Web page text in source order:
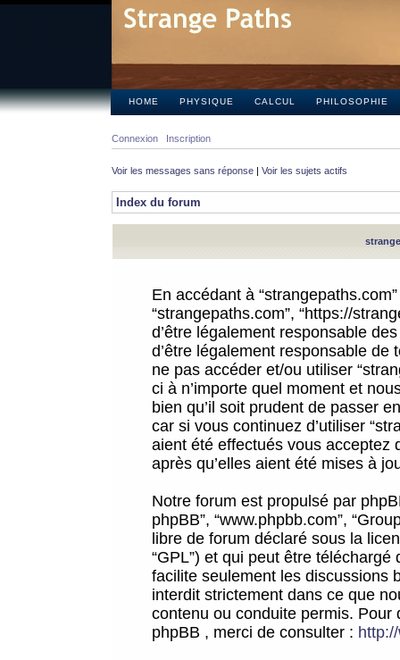
HOME PHYSIQUE CALCUL PHILOSOPHIE
Connexion Inscription
Voir les messages sans réponse | Voir les sujets actifs
Index du forum
En accédant à
“strangepaths.com”, “https://
d’être légalement responsable
d’être légalement responsable
ne pas accéder et/ou utiliser
ci à n’importe quel moment et
bien qu’il soit prudent de passer
car si vous continuez d’utiliser
aient été effectués vous acceptez
après qu’elles aient été mises à
Notre forum est propulsé par
phpBB”, “www.phpbb.com”,
libre de forum déclaré sous la
“GPL”) et qui peut être téléchargé
facilite seulement les discussions
interdit strictement dans ce que
contenu ou conduite permis.
phpBB , merci de consulter :